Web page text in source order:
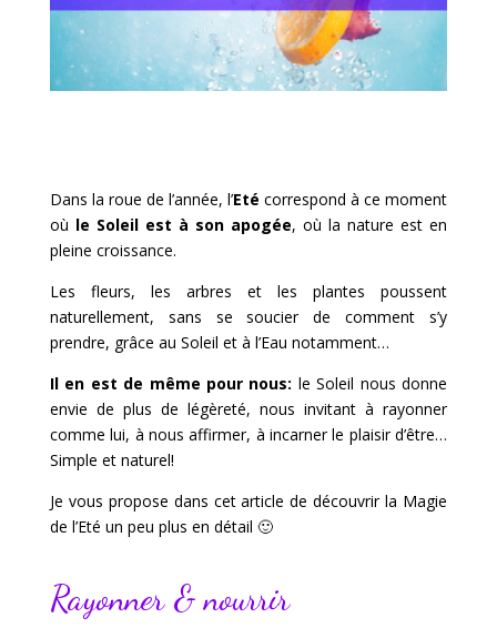
Dans la roue de l’année, l’Eté correspond à ce moment
où le Soleil est à son apogée, où la nature est en
pleine croissance.
Les fleurs, les arbres et les plantes poussent
naturellement, sans se soucier de comment s’y
prendre, grâce au Soleil et à l’Eau notamment…
Il en est de même pour nous: le Soleil nous donne
envie de plus de légèreté, nous invitant à rayonner
comme lui, à nous affirmer, à incarner le plaisir d’être…
Simple et naturel!
Je vous propose dans cet article de découvrir la Magie
de l’Eté un peu plus en détail 🙂
Rayonner & nourrir